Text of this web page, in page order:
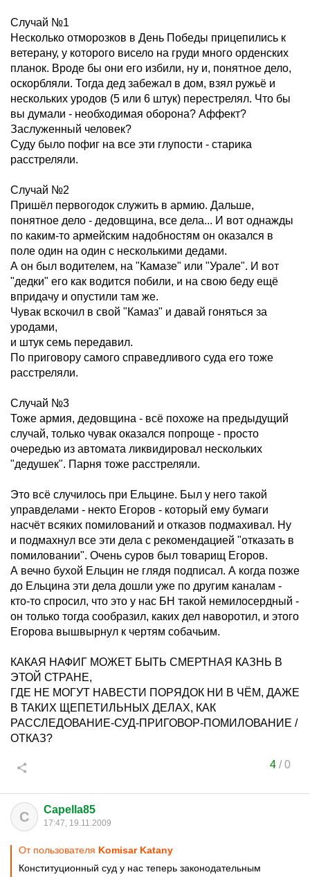
Случай №1
Несколько отморозков в День Победы прицепились к
ветерану, у которого висело на груди много орденских
планок. Вроде бы они его избили, ну и, понятное дело,
оскорбляли. Тогда дед забежал в дом, взял ружьё и
нескольких уродов (5 или 6 штук) перестрелял. Что бы
вы думали - необходимая оборона? Аффект?
Заслуженный человек?
Суду было пофиг на все эти глупости - старика
расстреляли.
Случай №2
Пришёл первогодок служить в армию. Дальше,
понятное дело - дедовщина, все дела... И вот однажды
по каким-то армейским надобностям он оказался в
поле один на один с несколькими дедами.
А он был водителем, на "Камазе" или "Урале". И вот
"дедки" его как водится побили, и на свою беду ещё
впридачу и опустили там же.
Чувак вскочил в свой "Камаз" и давай гоняться за
уродами,
и штук семь передавил.
По приговору самого справедливого суда его тоже
расстреляли.
Случай №3
Тоже армия, дедовщина - всё похоже на предыдущий
случай, только чувак оказался попроще - просто
очередью из автомата ликвидировал нескольких
"дедушек". Парня тоже расстреляли.
Это всё случилось при Ельцине. Был у него такой
управделами - некто Егоров - который ему бумаги
насчёт всяких помилований и отказов подмахивал. Ну
и подмахнул все эти дела с рекомендацией "отказать в
помиловании". Очень суров был товарищ Егоров.
А вечно бухой Ельцин не глядя подписал. А когда позже
до Ельцина эти дела дошли уже по другим каналам -
кто-то спросил, что это у нас БН такой немилосердный -
он только тогда сообразил, каких дел наворотил, и этого
Егорова вышвырнул к чертям собачьим.
КАКАЯ НАФИГ МОЖЕТ БЫТЬ СМЕРТНАЯ КАЗНЬ В
ЭТОЙ СТРАНЕ,
ГДЕ НЕ МОГУТ НАВЕСТИ ПОРЯДОК НИ В ЧЁМ, ДАЖЕ
В ТАКИХ ЩЕПЕТИЛЬНЫХ ДЕЛАХ, КАК
РАССЛЕДОВАНИЕ-СУД-ПРИГОВОР-ПОМИЛОВАНИЕ /
ОТКАЗ?
4/0
C Capella85
17:47, 19.11.2009
От пользователя Komisar Katany
Конституционный суд у нас теперь законодательным